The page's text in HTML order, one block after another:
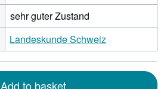
sehr guter Zustand
Landeskunde Schweiz
Add to basket